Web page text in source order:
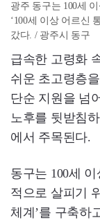
광주 동구는 100세
‘100세 이상 어르신
갔다. / 광주시 동구
급속한 고령화
쉬운 초고령층
단순 지원을 넘
노후를 뒷받침
에서 주목된다.
동구는 100세
적으로 살피기
체계’를 구축하